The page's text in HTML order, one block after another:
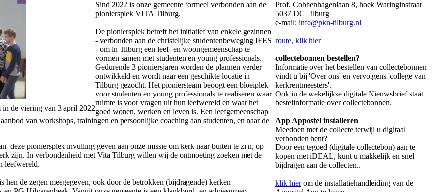
in de viering van 3 april 2022
Sind 2022 is onze gemeente formeel verbonden aan de
pioniersplek VITA Tilburg.
De pioniersplek betreft het initiatief van enkele gezinnen
- verbonden aan de christelijke studentenbeweging IFES
- om in Tilburg een leef- en woongemeenschap te
vormen samen met studenten en young professionals.
Gedurende 3 pioniersjaren worden de plannen verder
ontwikkeld en wordt naar een geschikte locatie in
Tilburg gezocht. Het pioniersteam beoogt een bloeiplek
voor studenten en young professionals te realiseren waar
ruimte is voor vragen uit hun leefwereld en waar het
goed wonen, werken en leven is. Een leefgemeenschap
van workshops, trainingen en persoonlijke coaching aan studenten, en naar de
deze pioniersplek invulling geven aan onze missie om kerk naar buiten te zijn, op
zijn. In verbondenheid met Vita Tilburg willen wij de ontmoeting zoeken met de
leefwereld.
hen de zegen meegegeven, ook door de betrokken (bijdragende) kerken
Prof. Cobbenhagenlaan 8, hoek Waringinstraat
5037 DC Tilburg
e-mail: info@pkn-tilburg.nl
route, klik hier
collectebonnen bestellen?
Informatie over het bestellen van collectebonnen
vindt u bij 'Over ons' en vervolgens 'college van
kerkrentmeesters'.
Ook in de wekelijkse digitale Nieuwsbrief staat
bestelinformatie over collectebonnen.
App Appostel installeren
Meedoen met de collecte terwijl u digitaal
verbonden bent?
Door een tegoed (digitale collectebon) aan te
kopen met iDEAL, kunt u makkelijk en snel
bijdragen aan de collecten..
klik hierom de installatiehandleiding van de